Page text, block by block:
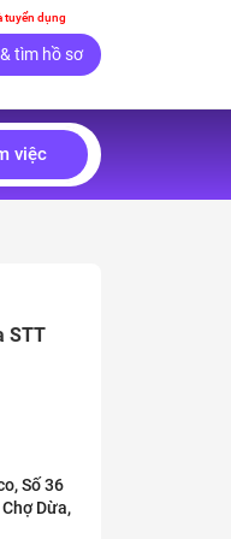
tuyển dụng
tìm hồ sơ
việc
STT
Số 36
Dừa,